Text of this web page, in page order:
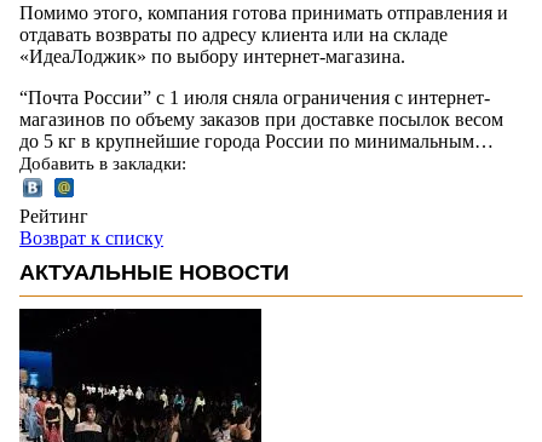
Помимо этого, компания готова принимать отправления и
отдавать возвраты по адресу клиента или на складе
«ИдеаЛоджик» по выбору интернет-магазина.
“Почта России” с 1 июля сняла ограничения с интернет-
магазинов по объему заказов при доставке посылок весом
до 5 кг в крупнейшие города России по минимальным…
Добавить в закладки:
Рейтинг
Возврат к списку
АКТУАЛЬНЫЕ НОВОСТИ